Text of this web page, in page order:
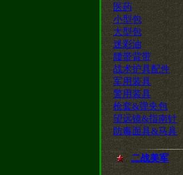
医药
小型包
大型包
迷彩油
腰带背带
战术护具配件
军用装具
警用装具
枪套&弹夹包
望远镜&指南针
防毒面具&马具
二战美军